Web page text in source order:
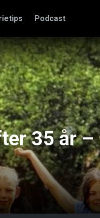
Podcast
35 år –